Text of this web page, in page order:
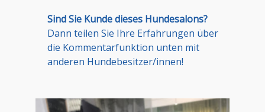
Sind Sie Kunde dieses Hundesalons?
Dann teilen Sie Ihre Erfahrungen über
die Kommentarfunktion unten mit
anderen Hundebesitzer/innen!